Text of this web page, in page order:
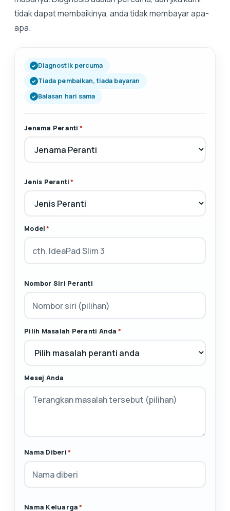
tidak dapat membaikinya, anda tidak membayar apa-
apa.
Diagnostik percuma
Tiada pembaikan, tiada bayaran
Balasan hari sama
Jenama Peranti *
Jenis Peranti*
Model*
Nombor Siri Peranti
Pilih Masalah Peranti Anda *
Mesej Anda
Nama Diberi*
Nama Keluarga*